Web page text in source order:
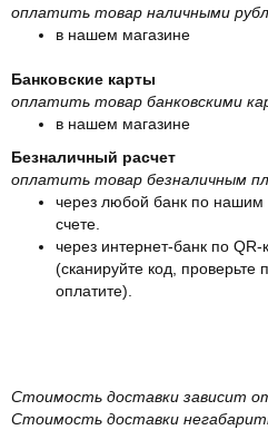
оплатить товар наличными
в нашем магазине
Банковские карты
оплатить товар банковскими
в нашем магазине
Безналичный расчет
оплатить товар безналичным
через любой банк по нашим
счете.
через интернет-банк по QR-
(сканируйте код, проверьте
оплатите).
Стоимость доставки зависит
Стоимость доставки